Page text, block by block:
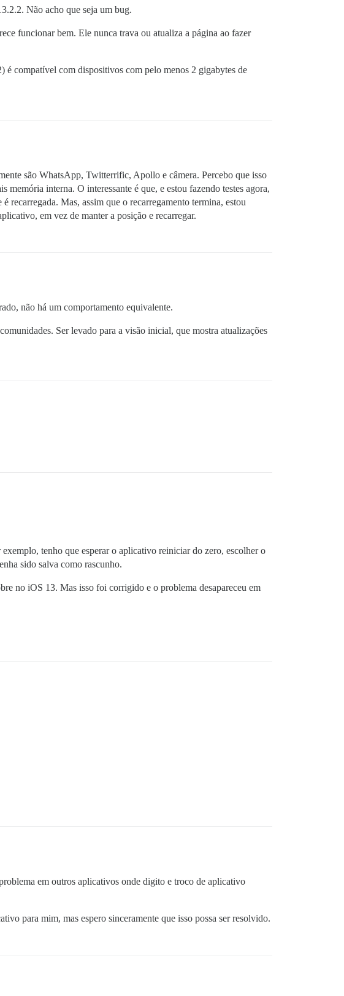
Não acho que seja um bug.
funcionar bem. Ele nunca trava ou atualiza a página ao fazer
compatível com dispositivos com pelo menos 2 gigabytes de
são WhatsApp, Twitterrific, Apollo e câmera. Percebo que isso
interna. O interessante é que, e estou fazendo testes agora,
Mas, assim que o recarregamento termina, estou
em vez de manter a posição e recarregar.
não há um comportamento equivalente.
Ser levado para a visão inicial, que mostra atualizações
tenho que esperar o aplicativo reiniciar do zero, escolher o
sido salva como rascunho.
no iOS 13. Mas isso foi corrigido e o problema desapareceu em
em outros aplicativos onde digito e troco de aplicativo
para mim, mas espero sinceramente que isso possa ser resolvido.